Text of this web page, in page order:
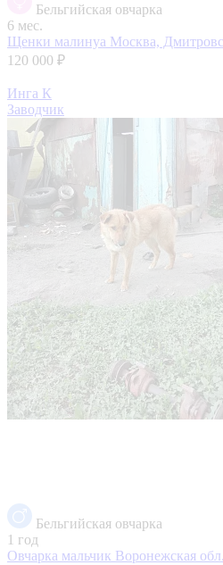
Бельгийская овчарка
6 мес.
Щенки малинуа Москва,
120 000 ₽
Инга К
Заводчик
Бельгийская овчарка
1 год
Овчарка мальчик Воронежская